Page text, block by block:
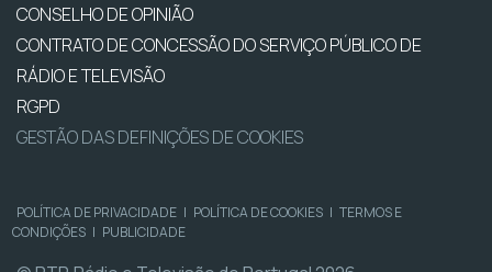
CONSELHO DE OPINIÃO
CONTRATO DE CONCESSÃO DO SERVIÇO PÚBLICO DE
RÁDIO E TELEVISÃO
RGPD
GESTÃO DAS DEFINIÇÕES DE COOKIES
POLÍTICA DE PRIVACIDADE | POLÍTICA DE COOKIES | TERMOS E
CONDIÇÕES | PUBLICIDADE